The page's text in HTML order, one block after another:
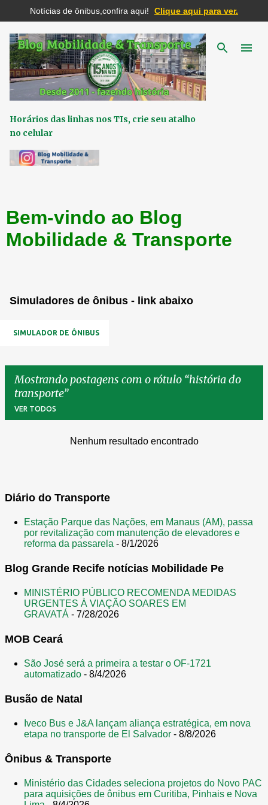
Pular para o conteúdo principal
Horários das linhas nos TIs, crie seu atalho
no celular
Notícias de ônibus,confira aqui! Clique aqui para ver.
Bem-vindo ao Blog
Mobilidade & Transporte
Simuladores de ônibus - link abaixo
SIMULADOR DE ÔNIBUS
Mostrando postagens com o rótulo história do
transporte
VER TODOS
n
Nenhum resultado encontrado
Diário do Transporte
Estação Parque das Nações, em Manaus (AM), passa
por revitalização com manutenção de elevadores e
reforma da passarela - 8/1/2026
Blog Grande Recife notícias Mobilidade Pe
MINISTÉRIO PÚBLICO RECOMENDA MEDIDAS
URGENTES À VIAÇÃO SOARES EM
GRAVATÁ - 7/28/2026
MOB Ceará
São José será a primeira a testar o OF-1721
automatizado - 8/4/2026
Busão de Natal
Iveco Bus e J&A lançam aliança estratégica, em nova
etapa no transporte de El Salvador - 8/8/2026
Ônibus & Transporte
Ministério das Cidades seleciona projetos do Novo PAC
para aquisições de ônibus em Curitiba, Pinhais e Nova